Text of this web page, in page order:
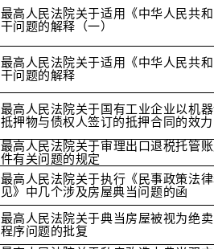
最高人民法院关于适用《中华人民共
干问题的解释（一）
最高人民法院关于适用《中华人民共
干问题的解释
最高人民法院关于国有工业企业以机
抵押物与债权人签订的抵押合同的效
最高人民法院关于审理出口退税托管
件有关问题的规定
最高人民法院关于执行《民事政策法
见》中几个涉及房屋典当问题的函
最高人民法院关于典当房屋被视为绝
程序问题的批复